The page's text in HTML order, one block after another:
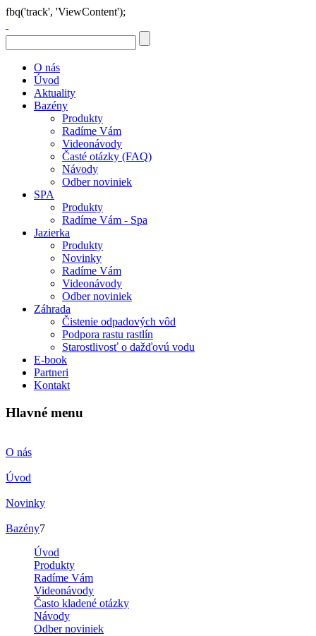
fbq('track', 'ViewContent');
O nás
Úvod
Aktuality
Bazény
Produkty
Radíme Vám
Videonávody
Časté otázky (FAQ)
Návody
Odber noviniek
SPA
Produkty
Radíme Vám - Spa
Jazierka
Produkty
Novinky
Radíme Vám
Videonávody
Odber noviniek
Záhrada
Čistenie odpadových vôd
Podpora rastu rastlín
Starostlivosť o dažďovú vodu
E-book
Partneri
Kontakt
Hlavné menu
O nás
Úvod
Novinky
Bazény7
Úvod
Produkty
Radíme Vám
Videonávody
Často kladené otázky
Návody
Odber noviniek